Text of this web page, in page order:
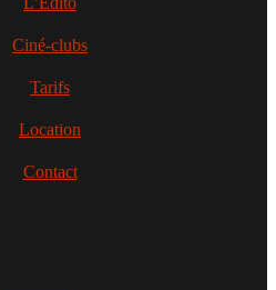
Ciné-clubs
Tarifs
Location
Contact